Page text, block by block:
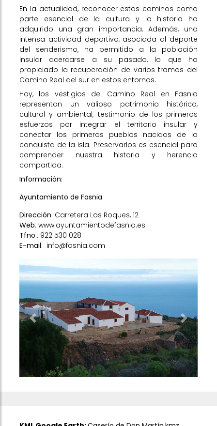
En la actualidad, reconocer estos caminos como
parte esencial de la cultura y la historia ha
adquirido una gran importancia. Además, una
intensa actividad deportiva, asociada al deporte
del senderismo, ha permitido a la población
insular acercarse a su pasado, lo que ha
propiciado la recuperación de varios tramos del
Camino Real del sur en estos entornos.
Hoy, los vestigios del Camino Real en Fasnia
representan un valioso patrimonio histórico,
cultural y ambiental, testimonio de los primeros
esfuerzos por integrar el territorio insular y
conectar los primeros pueblos nacidos de la
conquista de la isla. Preservarlos es esencial para
comprender nuestra historia y herencia
compartida.
Información:
Ayuntamiento de Fasnia
Dirección: Carretera Los Roques, 12
Web: www.ayuntamientodefasnia.es
Tfno.: 922 530 028
E-mail: info@fasnia.com
Previous Next